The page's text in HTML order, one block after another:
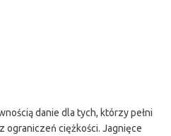
danie dla tych, którzy pełni
ograniczeń ciężkości. Jagnięce